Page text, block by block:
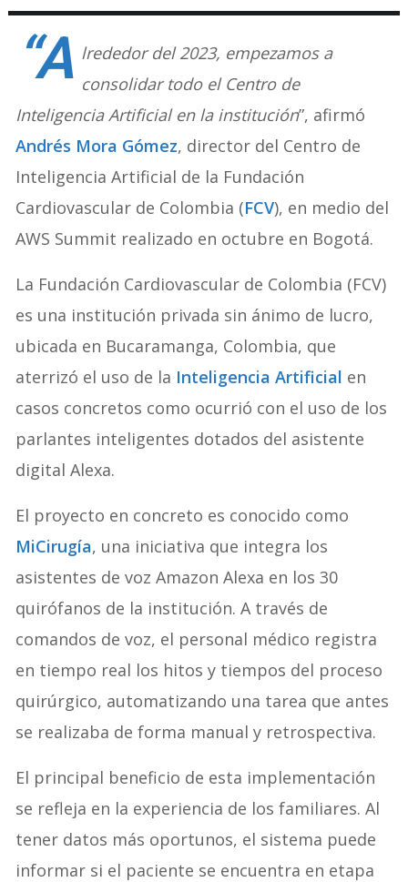
“A lrededor del 2023, empezamos a
consolidar todo el Centro de
Inteligencia Artificial en la institución”, afirmó
Andrés Mora Gómez, director del Centro de
Inteligencia Artificial de la Fundación
Cardiovascular de Colombia (FCV), en medio del
AWS Summit realizado en octubre en Bogotá.
La Fundación Cardiovascular de Colombia (FCV)
es una institución privada sin ánimo de lucro,
ubicada en Bucaramanga, Colombia, que
aterrizó el uso de la Inteligencia Artificial en
casos concretos como ocurrió con el uso de los
parlantes inteligentes dotados del asistente
digital Alexa.
El proyecto en concreto es conocido como
MiCirugía, una iniciativa que integra los
asistentes de voz Amazon Alexa en los 30
quirófanos de la institución. A través de
comandos de voz, el personal médico registra
en tiempo real los hitos y tiempos del proceso
quirúrgico, automatizando una tarea que antes
se realizaba de forma manual y retrospectiva.
El principal beneficio de esta implementación
se refleja en la experiencia de los familiares. Al
tener datos más oportunos, el sistema puede
informar si el paciente se encuentra en etapa